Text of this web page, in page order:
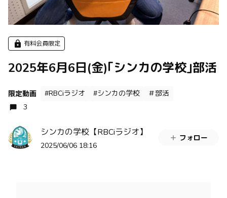
有料会員限定
2025年6月6日(金)｢シンカの学校｣部活
限定動画 #RBCiラジオ #シンカの学校
＃部活
3
シンカの学校【RBCiラジオ】
2025/06/06 18:16
フォロー